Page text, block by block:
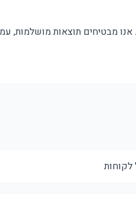
מבטיחים תוצאות מושלמות,